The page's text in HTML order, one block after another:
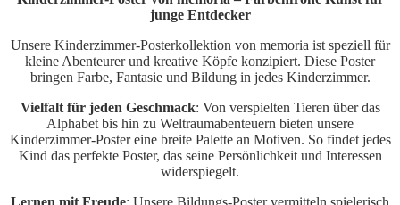
junge Entdecker
Unsere Kinderzimmer-Posterkollektion von memoria ist speziell für
kleine Abenteurer und kreative Köpfe konzipiert. Diese Poster
bringen Farbe, Fantasie und Bildung in jedes Kinderzimmer.
Vielfalt für jeden Geschmack: Von verspielten Tieren über das
Alphabet bis hin zu Weltraumabenteuern bieten unsere
Kinderzimmer-Poster eine breite Palette an Motiven. So findet jedes
Kind das perfekte Poster, das seine Persönlichkeit und Interessen
widerspiegelt.